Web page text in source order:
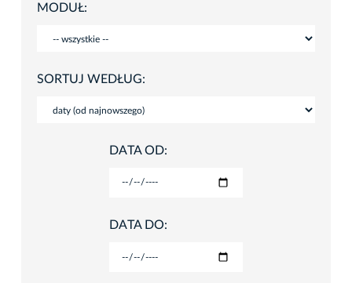
MODUŁ:
SORTUJ WEDŁUG:
DATA OD:
DATA DO: